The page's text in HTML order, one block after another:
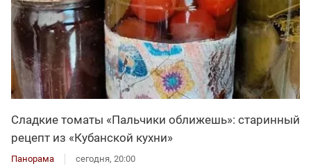
Сладкие томаты «Пальчики оближешь»: старинный
рецепт из «Кубанской кухни»
Панорама сегодня, 20:00